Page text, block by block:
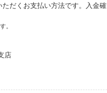
だくお支払い方法です。入金確
。
店